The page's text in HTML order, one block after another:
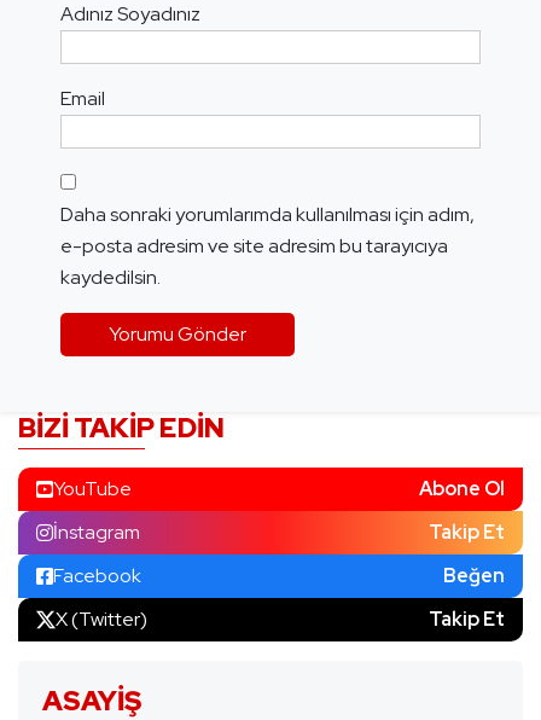
Adınız Soyadınız
Email
Daha sonraki yorumlarımda kullanılması için adım,
e-posta adresim ve site adresim bu tarayıcıya
kaydedilsin.
BIZI TAKIP EDIN
YouTube
Abone Ol
İnstagram
Takip Et
Facebook
Beğen
X (Twitter)
Takip Et
ASAYIŞ